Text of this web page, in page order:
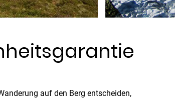
auf den Berg entscheiden,